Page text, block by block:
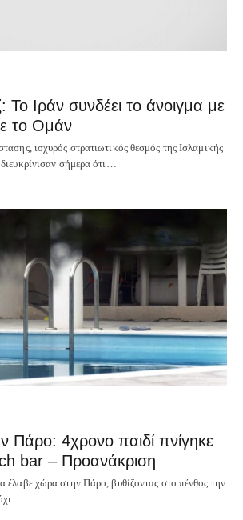
Ιράν συνδέει το άνοιγμα με
το Ομάν
ισχυρός στρατιωτικός θεσμός της Ισλαμικής
σήμερα ότι…
Πάρο: 4χρονο παιδί πνίγηκε
bar – Προανάκριση
έλαβε χώρα στην Πάρο, βυθίζοντας στο πένθος την